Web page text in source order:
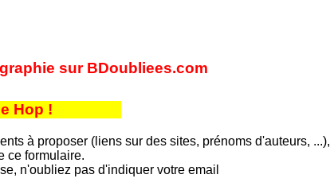
sur BDoubliees.com
Hop !
à proposer (liens sur des sites, prénoms d'auteurs, ...),
ce formulaire.
n'oubliez pas d'indiquer votre email